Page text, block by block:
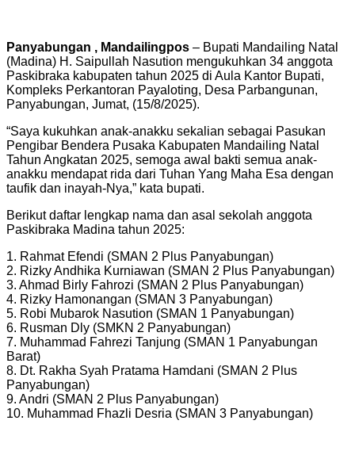
Panyabungan , Mandailingpos – Bupati Mandailing Natal
(Madina) H. Saipullah Nasution mengukuhkan 34 anggota
Paskibraka kabupaten tahun 2025 di Aula Kantor Bupati,
Kompleks Perkantoran Payaloting, Desa Parbangunan,
Panyabungan, Jumat, (15/8/2025).
“Saya kukuhkan anak-anakku sekalian sebagai Pasukan
Pengibar Bendera Pusaka Kabupaten Mandailing Natal
Tahun Angkatan 2025, semoga awal bakti semua anak-
anakku mendapat rida dari Tuhan Yang Maha Esa dengan
taufik dan inayah-Nya,” kata bupati.
Berikut daftar lengkap nama dan asal sekolah anggota
Paskibraka Madina tahun 2025:
1. Rahmat Efendi (SMAN 2 Plus Panyabungan)
2. Rizky Andhika Kurniawan (SMAN 2 Plus Panyabungan)
3. Ahmad Birly Fahrozi (SMAN 2 Plus Panyabungan)
4. Rizky Hamonangan (SMAN 3 Panyabungan)
5. Robi Mubarok Nasution (SMAN 1 Panyabungan)
6. Rusman Dly (SMKN 2 Panyabungan)
7. Muhammad Fahrezi Tanjung (SMAN 1 Panyabungan
Barat)
8. Dt. Rakha Syah Pratama Hamdani (SMAN 2 Plus
Panyabungan)
9. Andri (SMAN 2 Plus Panyabungan)
10. Muhammad Fhazli Desria (SMAN 3 Panyabungan)